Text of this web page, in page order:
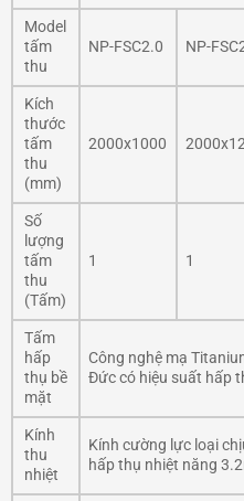
Model
tấm
thu
NP-FSC2.0 NP-
Kích
thước
tấm
thu
(mm)
2000x1000
Số
lượng
tấm
thu
(Tấm)
1 1
Tấm
hấp
thụ bề
mặt
Công nghệ mạ
Đức có hiệu suất hấp
Kính
thu
nhiệt
Kính cường lực loại
hấp thụ nhiệt năng